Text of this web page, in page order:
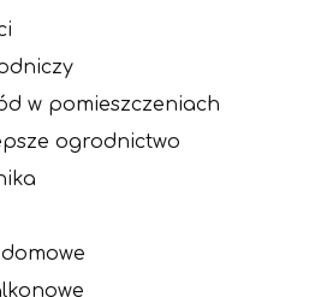
w pomieszczeniach
ogrodnictwo